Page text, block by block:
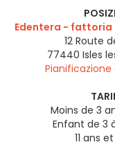
Edentera -
12 Route
77440 Isles
Moins de 3
Enfant de 3
11 ans